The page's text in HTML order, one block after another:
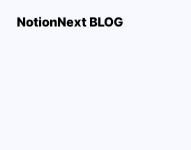
NotionNext BLOG